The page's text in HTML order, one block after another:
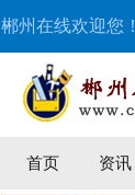
郴州在线欢迎您！
首页 资讯